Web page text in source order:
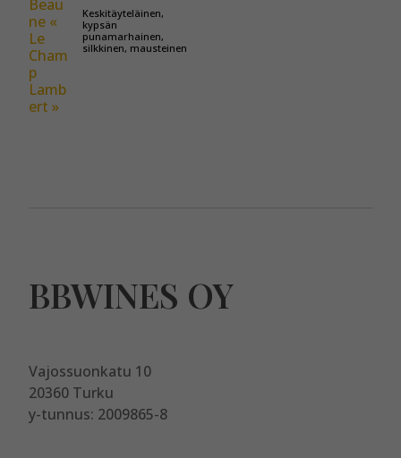
Keskitäyteläinen,
kypsän
punamarhainen,
silkkinen, mausteinen
BBWINES OY
Vajossuonkatu 10
20360 Turku
y-tunnus: 2009865-8